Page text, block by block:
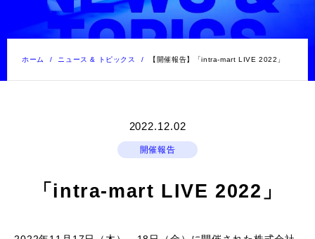
ホーム ニュース & トピックス 【開催報告】「intra-mart LIVE 2022」
2022.12.02
開催報告
「intra-mart LIVE 2022」